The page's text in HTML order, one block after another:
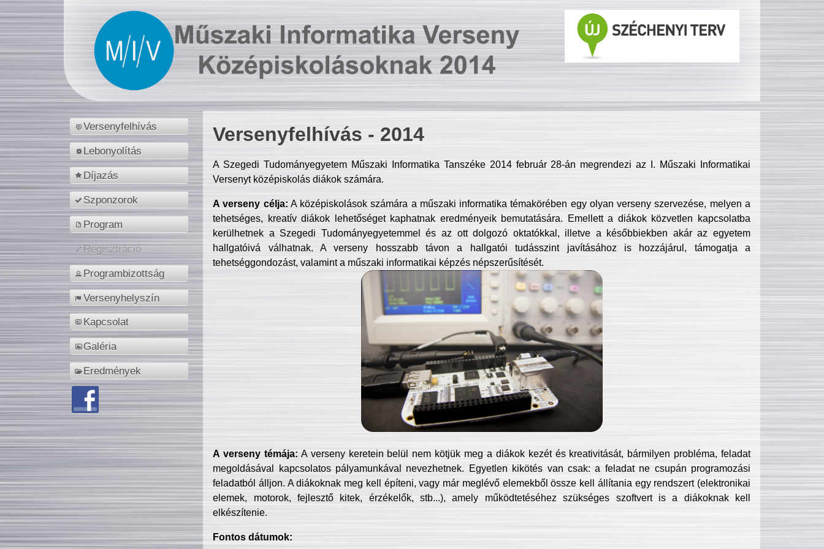
Versenyfelhívás
Lebonyolítás
Díjazás
Szponzorok
Program
Regisztráció
Programbizottság
Versenyhelyszín
Kapcsolat
Galéria
Eredmények
Versenyfelhívás - 2014
A Szegedi Tudományegyetem Műszaki Informatika Tanszéke 2014 február 28-án megrendezi az I. Műszaki Informatikai
Versenyt középiskolás diákok számára.
A verseny célja: A középiskolások számára a műszaki informatika témakörében egy olyan verseny szervezése, melyen a
tehetséges, kreatív diákok lehetőséget kaphatnak eredményeik bemutatására. Emellett a diákok közvetlen kapcsolatba
kerülhetnek a Szegedi Tudományegyetemmel és az ott dolgozó oktatókkal, illetve a későbbiekben akár az egyetem
hallgatóivá válhatnak. A verseny hosszabb távon a hallgatói tudásszint javításához is hozzájárul, támogatja a
tehetséggondozást, valamint a műszaki informatikai képzés népszerűsítését.
A verseny témája: A verseny keretein belül nem kötjük meg a diákok kezét és kreativitását, bármilyen probléma, feladat
megoldásával kapcsolatos pályamunkával nevezhetnek. Egyetlen kikötés van csak: a feladat ne csupán programozási
feladatból álljon. A diákoknak meg kell építeni, vagy már meglévő elemekből össze kell állítania egy rendszert (elektronikai
elemek, motorok, fejlesztő kitek, érzékelők, stb...), amely működtetéséhez szükséges szoftvert is a diákoknak kell
elkészítenie.
Fontos dátumok: